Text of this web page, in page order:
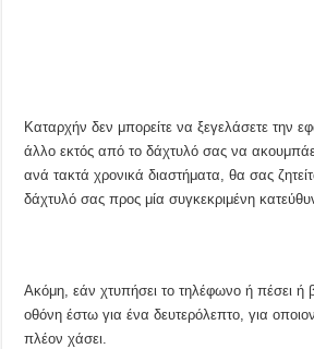
Καταρχήν δεν μπορείτε να ξεγελάσετε την
άλλο εκτός από το δάχτυλό σας να
ανά τακτά χρονικά διαστήματα, θα σας
δάχτυλό σας προς μία συγκεκριμένη
Ακόμη, εάν χτυπήσει το τηλέφωνο ή πέσει ή
οθόνη έστω για ένα δευτερόλεπτο, για
πλέον χάσει.